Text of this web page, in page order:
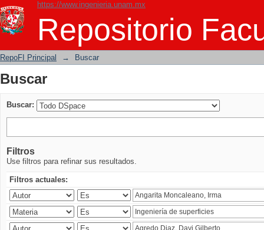
https://www.ingenieria.unam.mx
Repositorio
Buscar
RepoFI Principal → Buscar
Buscar
Buscar:
Filtros
Use filtros para refinar sus resultados.
Filtros actuales: